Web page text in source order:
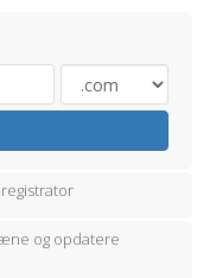
og opdatere